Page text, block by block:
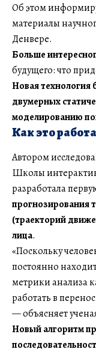
Об этом
материалы
Денвере.
Больше
будущего: что
Новая технология
двумерных
моделированию
Как это
Автором
Школы
разработала
прогнозирования
(траекторий
лица.
«Поскольку
постоянно
метрики анализа
работать в
— объясняет
Новый алгоритм